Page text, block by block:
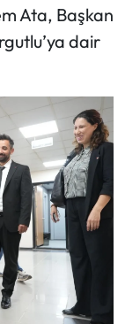
Ata, Başkan
dair